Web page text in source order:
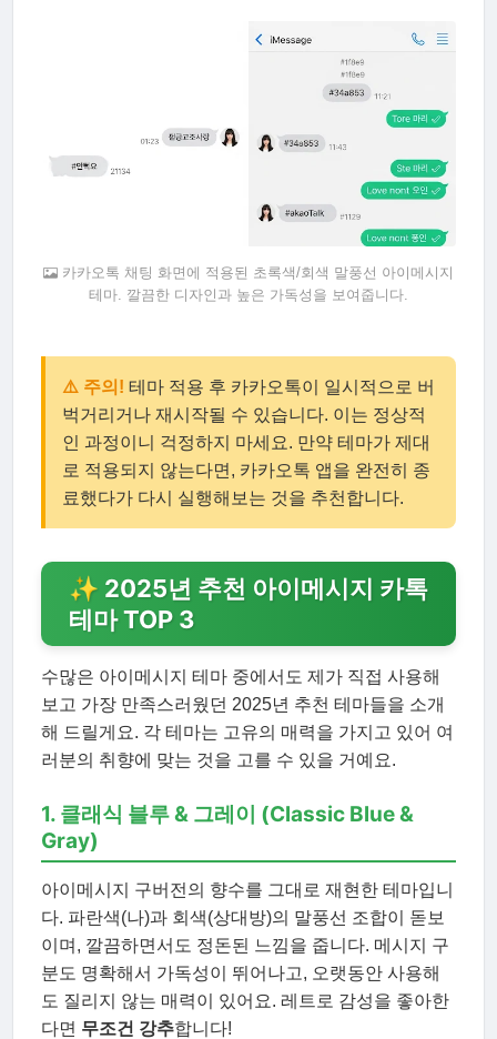
카카오톡 채팅 화면에 적용된 초록색/회색 말풍선 아이메시지
테마. 깔끔한 디자인과 높은 가독성을 보여줍니다.
⚠️ 주의! 테마 적용 후 카카오톡이 일시적으로 버
벅거리거나 재시작될 수 있습니다. 이는 정상적
인 과정이니 걱정하지 마세요. 만약 테마가 제대
로 적용되지 않는다면, 카카오톡 앱을 완전히 종
료했다가 다시 실행해보는 것을 추천합니다.
✨ 2025년 추천 아이메시지 카톡
테마 TOP 3
수많은 아이메시지 테마 중에서도 제가 직접 사용해
보고 가장 만족스러웠던 2025년 추천 테마들을 소개
해 드릴게요. 각 테마는 고유의 매력을 가지고 있어 여
러분의 취향에 맞는 것을 고를 수 있을 거예요.
1. 클래식 블루 & 그레이 (Classic Blue &
Gray)
아이메시지 구버전의 향수를 그대로 재현한 테마입니
다. 파란색(나)과 회색(상대방)의 말풍선 조합이 돋보
이며, 깔끔하면서도 정돈된 느낌을 줍니다. 메시지 구
분도 명확해서 가독성이 뛰어나고, 오랫동안 사용해
도 질리지 않는 매력이 있어요. 레트로 감성을 좋아한
다면 무조건 강추합니다!